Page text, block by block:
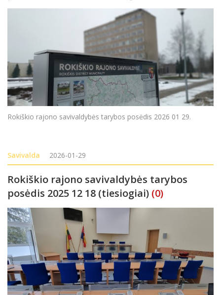
Rokiškio rajono savivaldybės tarybos posėdis 2026 01 29.
Savivalda 2026-01-29
Rokiškio rajono savivaldybės tarybos
posėdis 2025 12 18 (tiesiogiai) (0)